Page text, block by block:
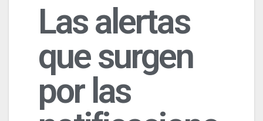
Las alertas
que surgen
por las